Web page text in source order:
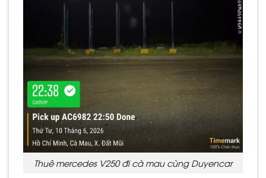
Thuê mercedes V250 đi cà mau cùng Duyencar